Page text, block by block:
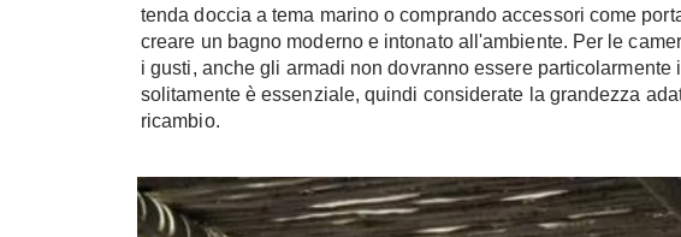
tenda doccia a tema marino o comprando accessori come
creare un bagno moderno e intonato all'ambiente. Per le
i gusti, anche gli armadi non dovranno essere
solitamente è essenziale, quindi considerate la grandezza
ricambio.